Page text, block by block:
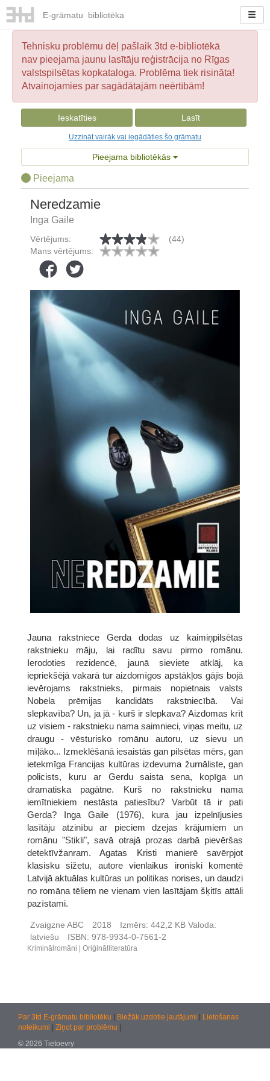
E-grāmatu bibliotēka
Tehnisku problēmu dēļ pašlaik 3td e-bibliotēkā
nav pieejama jaunu lasītāju reģistrācija no Rīgas
valstspilsētas kopkataloga. Problēma tiek risināta!
Atvainojamies par sagādātajām neērtībām!
Ieskatīties Lasīt
Uzzināt vairāk vai iegādāties šo grāmatu
Pieejama bibliotēkās
Pieejama
Neredzamie
Inga Gaile
Vērtējums:
(44)
Mans vērtējums:
Jauna rakstniece Gerda dodas uz kaimiņpilsētas
rakstnieku māju, lai radītu savu pirmo romānu.
Ierodoties rezidencē, jaunā sieviete atklāj, ka
iepriekšējā vakarā tur aizdomīgos apstākļos gājis bojā
ievērojams rakstnieks, pirmais nopietnais valsts
Nobela prēmijas kandidāts rakstniecībā. Vai
slepkavība? Un, ja jā - kurš ir slepkava? Aizdomas krīt
uz visiem - rakstnieku nama saimnieci, viņas meitu, uz
draugu - vēsturisko romānu autoru, uz sievu un
mīļāko... Izmeklēšanā iesaistās gan pilsētas mērs, gan
ietekmīga Francijas kultūras izdevuma žurnāliste, gan
policists, kuru ar Gerdu saista sena, kopīga un
dramatiska pagātne. Kurš no rakstnieku nama
iemītniekiem nestāsta patiesību? Varbūt tā ir pati
Gerda? Inga Gaile (1976), kura jau izpelnījusies
lasītāju atzinību ar pieciem dzejas krājumiem un
romānu "Stikli", savā otrajā prozas darbā pievēršas
detektīvžanram. Agatas Kristi manierē savērpjot
klasisku sižetu, autore vienlaikus ironiski komentē
Latvijā aktuālas kultūras un politikas norises, un daudzi
no romāna tēliem ne vienam vien lasītājam šķitīs attāli
pazīstami.
Zvaigzne ABC 2018 Izmērs: 442,2 KB Valoda:
latviešu
ISBN: 978-9934-0-7561-2
Kriminālromāni Oriģinālliteratūra
Par 3td E-grāmatu bibliotēku Biežāk uzdotie jautājumi
Lietošanas
noteikumi
Ziņot par problēmu
© 2026 Tietoevry